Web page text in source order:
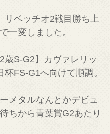
リベッチオ2戦目勝ち上
一変しました。
歳S-G2】カヴァレリッ
杯FS-G1へ向けて順調。
メタルなんとかデビュ
ちから青葉賞G2あたり